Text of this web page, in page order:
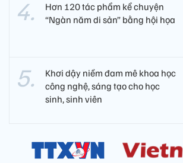
Hơn 120 tác phẩm kể chuyện
“Ngàn năm di sản” bằng hội họa
Khơi dậy niềm đam mê khoa học
công nghệ, sáng tạo cho học
sinh, sinh viên